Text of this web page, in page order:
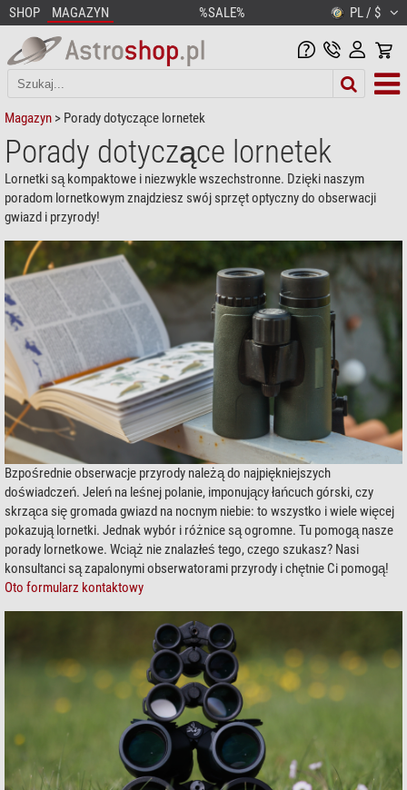
SHOP MAGAZYN %SALE% PL / $
Magazyn > Porady dotyczące lornetek
Porady dotyczące lornetek
Lornetki są kompaktowe i niezwykle wszechstronne. Dzięki naszym
poradom lornetkowym znajdziesz swój sprzęt optyczny do obserwacji
gwiazd i przyrody!
Bzpośrednie obserwacje przyrody należą do najpiękniejszych
doświadczeń. Jeleń na leśnej polanie, imponujący łańcuch górski, czy
skrząca się gromada gwiazd na nocnym niebie: to wszystko i wiele więcej
pokazują lornetki. Jednak wybór i różnice są ogromne. Tu pomogą nasze
porady lornetkowe. Wciąż nie znalazłeś tego, czego szukasz? Nasi
konsultanci są zapalonymi obserwatorami przyrody i chętnie Ci pomogą!
Oto formularz kontaktowy